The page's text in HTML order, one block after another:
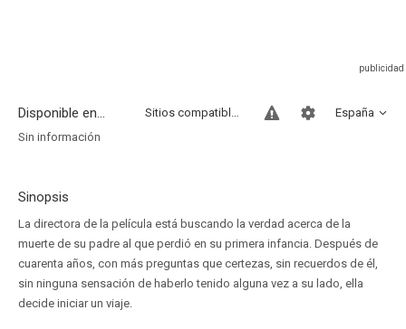
Disponible en... España
Sitios compatibles
Sin información
Sinopsis
La directora de la película está buscando la verdad acerca de la
muerte de su padre al que perdió en su primera infancia. Después de
cuarenta años, con más preguntas que certezas, sin recuerdos de él,
sin ninguna sensación de haberlo tenido alguna vez a su lado, ella
decide iniciar un viaje.